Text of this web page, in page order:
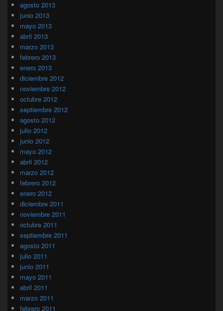
agosto 2013
junio 2013
mayo 2013
abril 2013
marzo 2013
febrero 2013
enero 2013
diciembre 2012
noviembre 2012
octubre 2012
septiembre 2012
agosto 2012
julio 2012
junio 2012
mayo 2012
abril 2012
marzo 2012
febrero 2012
enero 2012
diciembre 2011
noviembre 2011
octubre 2011
septiembre 2011
agosto 2011
julio 2011
junio 2011
mayo 2011
abril 2011
marzo 2011
febrero 2011